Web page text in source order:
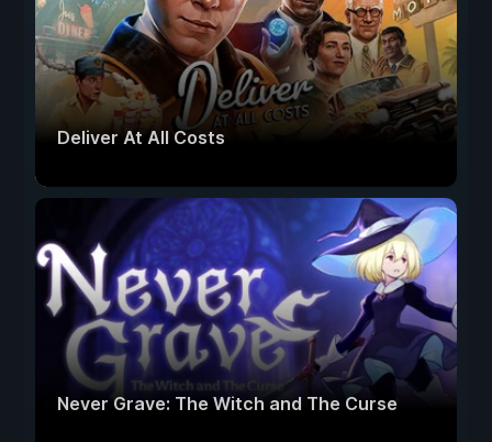
Deliver At All Costs
Never Grave: The Witch and The Curse